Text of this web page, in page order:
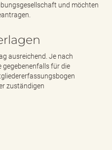
und möchten
ausreichend. Je nach
gegebenenfalls für die
zuständigen